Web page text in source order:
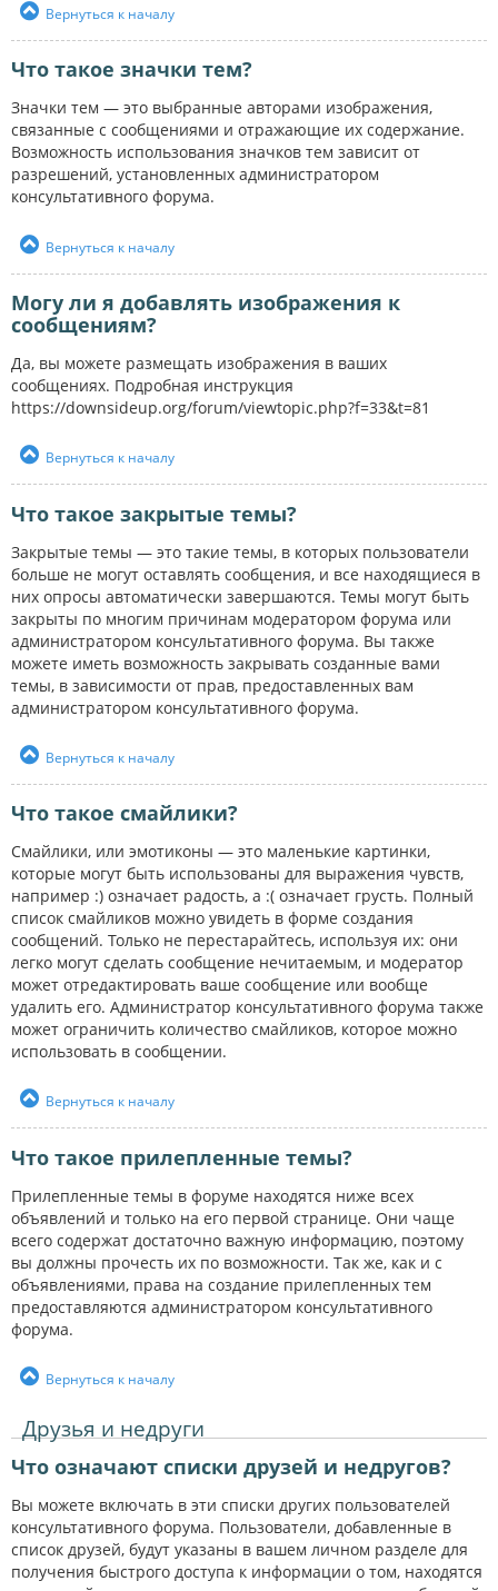
Вернуться к началу
Что такое значки тем?
Значки тем — это выбранные авторами изображения,
связанные с сообщениями и отражающие их содержание.
Возможность использования значков тем зависит от
разрешений, установленных администратором
консультативного форума.
Вернуться к началу
Могу ли я добавлять изображения к
сообщениям?
Да, вы можете размещать изображения в ваших
сообщениях. Подробная инструкция
https://downsideup.org/forum/viewtopic.php?f=33&t=81
Вернуться к началу
Что такое закрытые темы?
Закрытые темы — это такие темы, в которых пользователи
больше не могут оставлять сообщения, и все находящиеся в
них опросы автоматически завершаются. Темы могут быть
закрыты по многим причинам модератором форума или
администратором консультативного форума. Вы также
можете иметь возможность закрывать созданные вами
темы, в зависимости от прав, предоставленных вам
администратором консультативного форума.
Вернуться к началу
Что такое смайлики?
Смайлики, или эмотиконы — это маленькие картинки,
которые могут быть использованы для выражения чувств,
например :) означает радость, а :( означает грусть. Полный
список смайликов можно увидеть в форме создания
сообщений. Только не перестарайтесь, используя их: они
легко могут сделать сообщение нечитаемым, и модератор
может отредактировать ваше сообщение или вообще
удалить его. Администратор консультативного форума также
может ограничить количество смайликов, которое можно
использовать в сообщении.
Вернуться к началу
Что такое прилепленные темы?
Прилепленные темы в форуме находятся ниже всех
объявлений и только на его первой странице. Они чаще
всего содержат достаточно важную информацию, поэтому
вы должны прочесть их по возможности. Так же, как и с
объявлениями, права на создание прилепленных тем
предоставляются администратором консультативного
форума.
Вернуться к началу
Друзья и недруги
Что означают списки друзей и недругов?
Вы можете включать в эти списки других пользователей
консультативного форума. Пользователи, добавленные в
список друзей, будут указаны в вашем личном разделе для
получения быстрого доступа к информации о том, находятся